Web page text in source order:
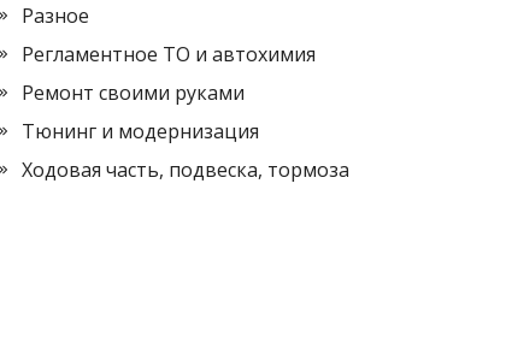
Разное
Регламентное ТО и автохимия
Ремонт своими руками
Тюнинг и модернизация
Ходовая часть, подвеска, тормоза